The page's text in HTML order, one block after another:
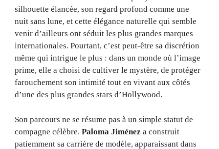
silhouette élancée, son regard profond comme une
nuit sans lune, et cette élégance naturelle qui semble
venir d’ailleurs ont séduit les plus grandes marques
internationales. Pourtant, c’est peut-être sa discrétion
même qui intrigue le plus : dans un monde où l’image
prime, elle a choisi de cultiver le mystère, de protéger
farouchement son intimité tout en vivant aux côtés
d’une des plus grandes stars d’Hollywood.
Son parcours ne se résume pas à un simple statut de
compagne célèbre. Paloma Jiménez a construit
patiemment sa carrière de modèle, apparaissant dans